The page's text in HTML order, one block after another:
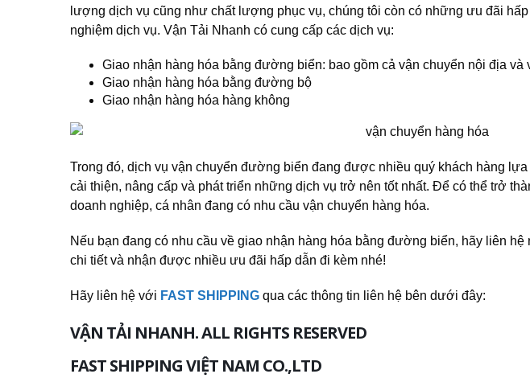
lượng dịch vụ cũng như chất lượng phục vụ, chúng tôi còn có những ưu đãi
nghiệm dịch vụ. Vận Tải Nhanh có cung cấp các dịch vụ:
Giao nhận hàng hóa bằng đường biển: bao gồm cả vận chuyển nội địa và
Giao nhận hàng hóa bằng đường bộ
Giao nhận hàng hóa hàng không
Trong đó, dịch vụ vận chuyển đường biển đang được nhiều quý khách hàng
cải thiện, nâng cấp và phát triển những dịch vụ trở nên tốt nhất. Để có thể trở
doanh nghiệp, cá nhân đang có nhu cầu vận chuyển hàng hóa.
Nếu bạn đang có nhu cầu về giao nhận hàng hóa bằng đường biển, hãy liên
chi tiết và nhận được nhiều ưu đãi hấp dẫn đi kèm nhé!
Hãy liên hệ với FAST SHIPPING qua các thông tin liên hệ bên dưới đây:
VẬN TẢI NHANH. ALL RIGHTS RESERVED
FAST SHIPPING VIỆT NAM CO.,LTD